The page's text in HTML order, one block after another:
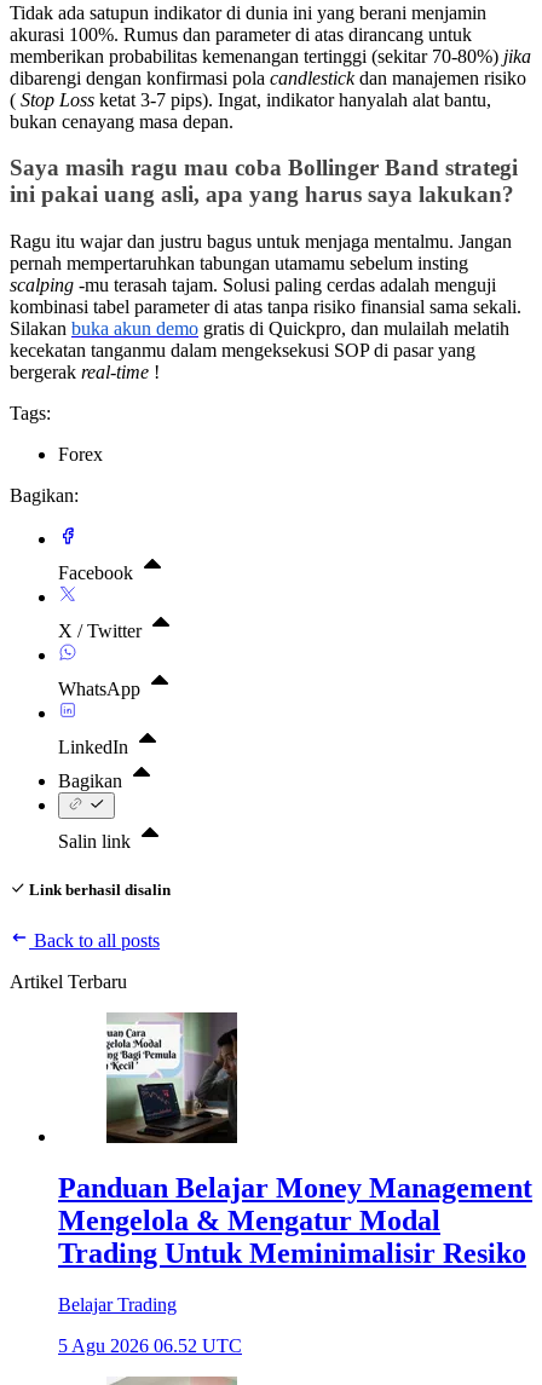
Tidak ada satupun indikator di dunia ini yang berani menjamin
akurasi 100%. Rumus dan parameter di atas dirancang untuk
memberikan probabilitas kemenangan tertinggi (sekitar 70-80%) jika
dibarengi dengan konfirmasi pola candlestick dan manajemen risiko
( Stop Loss ketat 3-7 pips). Ingat, indikator hanyalah alat bantu,
bukan cenayang masa depan.
Saya masih ragu mau coba Bollinger Band strategi
ini pakai uang asli, apa yang harus saya lakukan?
Ragu itu wajar dan justru bagus untuk menjaga mentalmu. Jangan
pernah mempertaruhkan tabungan utamamu sebelum insting
scalping -mu terasah tajam. Solusi paling cerdas adalah menguji
kombinasi tabel parameter di atas tanpa risiko finansial sama sekali.
Silakan buka akun demo gratis di Quickpro, dan mulailah melatih
kecekatan tanganmu dalam mengeksekusi SOP di pasar yang
bergerak real-time !
Tags:
Forex
Bagikan:
Facebook
X / Twitter
WhatsApp
LinkedIn
Bagikan
Salin link
Link berhasil disalin
Back to all posts
Artikel Terbaru
Panduan Belajar Money Management
Mengelola & Mengatur Modal
Trading Untuk Meminimalisir Resiko
Belajar Trading
5 Agu 2026 06.52 UTC